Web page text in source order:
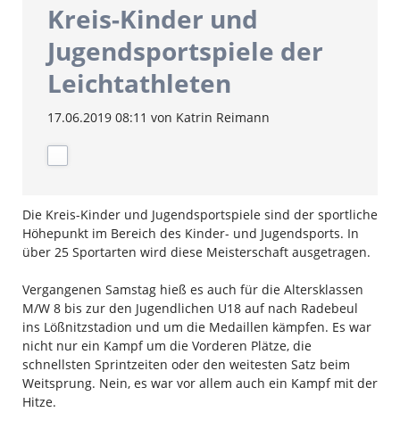
Kreis-Kinder und
Jugendsportspiele der
Leichtathleten
17.06.2019 08:11 von Katrin Reimann
Die Kreis-Kinder und Jugendsportspiele sind der sportliche
Höhepunkt im Bereich des Kinder- und Jugendsports. In
über 25 Sportarten wird diese Meisterschaft ausgetragen.
Vergangenen Samstag hieß es auch für die Altersklassen
M/W 8 bis zur den Jugendlichen U18 auf nach Radebeul
ins Lößnitzstadion und um die Medaillen kämpfen. Es war
nicht nur ein Kampf um die Vorderen Plätze, die
schnellsten Sprintzeiten oder den weitesten Satz beim
Weitsprung. Nein, es war vor allem auch ein Kampf mit der
Hitze.